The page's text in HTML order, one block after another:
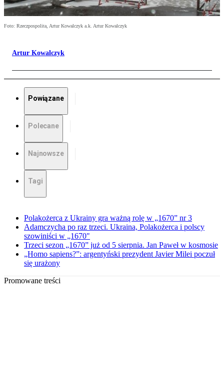
Foto: Rzeczpospolita, Artur Kowalczyk a.k. Artur Kowalczyk
Artur Kowalczyk
Powiązane
Polecane
Najnowsze
Tagi
Polakożerca z Ukrainy gra ważną rolę w „1670” nr 3
Adamczycha po raz trzeci. Ukraina, Polakożerca i polscy
szowiniści w „1670"
Trzeci sezon „1670” już od 5 sierpnia. Jan Paweł w kosmosie
„Homo sapiens?”: argentyński prezydent Javier Milei poczuł
się urażony
Promowane treści